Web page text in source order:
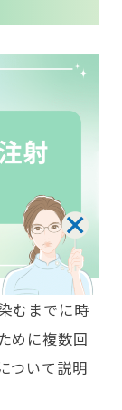
むまでに時
めに複数回
ついて説明